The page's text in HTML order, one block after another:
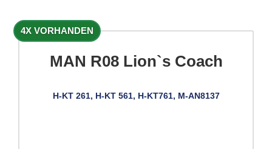
4X VORHANDEN
MAN R08 Lion`s Coach
H-KT 261, H-KT 561, H-KT761, M-AN8137